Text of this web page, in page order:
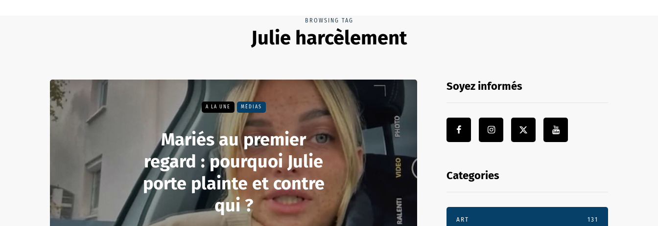
BROWSING TAG
Julie harcèlement
A LA UNE MÉDIAS
Mariés au premier
regard : pourquoi Julie
porte plainte et contre
qui ?
Soyez informés
Categories
ART 131